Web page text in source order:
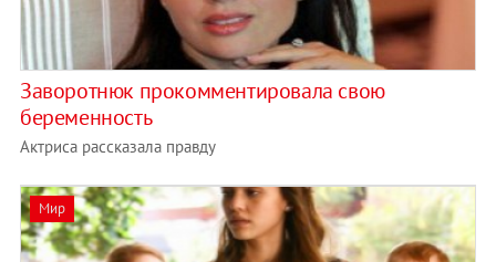
Заворотнюк прокомментировала свою
беременность
Актриса рассказала правду
Мир